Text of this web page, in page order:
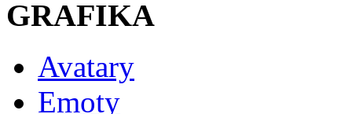
GRAFIKA
Avatary
Emoty